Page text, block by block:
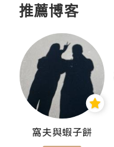
推薦博客
窩夫與蝦子餅